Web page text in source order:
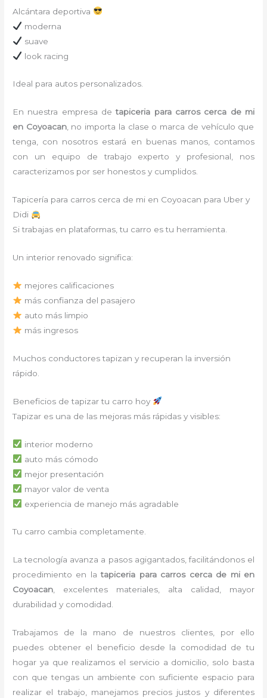
Alcántara deportiva
moderna
suave
look racing
Ideal para autos personalizados.
En nuestra empresa detapiceria para carros cerca de mi
en Coyoacan, no importa la clase o marca de vehículo que
tenga, con nosotros estará en buenas manos, contamos
con un equipo de trabajo experto y profesional, nos
caracterizamos por ser honestos y cumplidos.
Tapicería para carros cerca de mi en Coyoacan para Uber y
Didi
Si trabajas en plataformas, tu carro es tu herramienta.
Un interior renovado significa:
mejores calificaciones
más confianza del pasajero
auto más limpio
más ingresos
Muchos conductores tapizan y recuperan la inversión
rápido.
Beneficios de tapizar tu carro hoy
Tapizar es una de las mejoras más rápidas y visibles:
interior moderno
auto más cómodo
mejor presentación
mayor valor de venta
experiencia de manejo más agradable
Tu carro cambia completamente.
La tecnología avanza a pasos agigantados, facilitándonos el
procedimiento en latapiceria para carros cerca de mien
Coyoacan, excelentes materiales, alta calidad, mayor
durabilidad y comodidad.
Trabajamos de la mano de nuestros clientes, por ello
puedes obtener el beneficio desde la comodidad de tu
hogar ya que realizamos el servicio a domicilio, solo basta
con que tengas un ambiente con suficiente espacio para
realizar el trabajo, manejamos precios justos y diferentes